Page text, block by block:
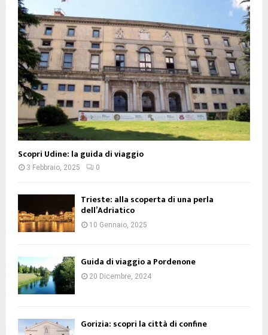
Scopri Udine: la guida di viaggio
3 Febbraio, 2025 0
Trieste: alla scoperta di una perla
dell’Adriatico
10 Gennaio, 2025
Guida di viaggio a Pordenone
20 Dicembre, 2024
Gorizia: scopri la città di confine